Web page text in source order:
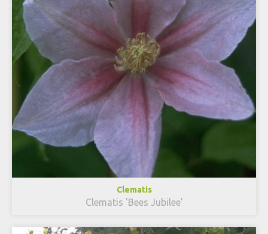
Clematis
Clematis 'Bees Jubilee'